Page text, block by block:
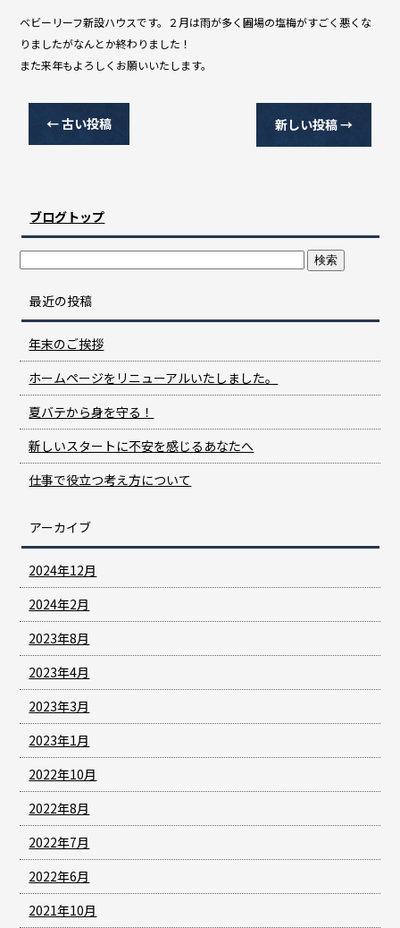
ベビーリーフ新設ハウスです。２月は雨が多く圃場の塩梅がすごく悪くな
りましたがなんとか終わりました！
また来年もよろしくお願いいたします。
←古い投稿 新しい投稿→
ブログトップ
最近の投稿
年末のご挨拶
ホームページをリニューアルいたしました。
夏バテから身を守る！
新しいスタートに不安を感じるあなたへ
仕事で役立つ考え方について
アーカイブ
2024年12月
2024年2月
2023年8月
2023年4月
2023年3月
2023年1月
2022年10月
2022年8月
2022年7月
2022年6月
2021年10月